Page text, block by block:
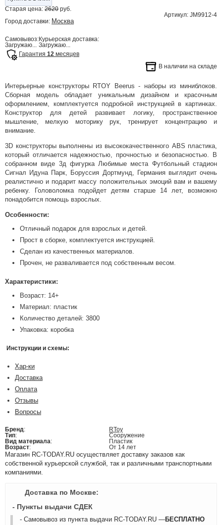
Старая цена: 2620 руб.
Артикул: JM9912-4
Город доставки: Москва
Самовывоз:
Загружаю...
Курьерская доставка:
Загружаю...
Гарантия 12 месяцев
В наличии на складе
Интерьерные конструкторы RTOY Beerus - наборы из миниблоков.
Сборная модель обладает уникальным дизайном и красочным
оформлением, комплектуется подробной инструкцией в картинках.
Конструктор для детей развивает логику, пространственное
мышление, мелкую моторику рук, тренирует концентрацию и
внимание.
3D конструкторы выполнены из высококачественного ABS пластика,
который отличается надежностью, прочностью и безопасностью. В
собранном виде 3д фигурка Любимые места Футбольный стадион
Сигнал Идуна Парк, Боруссия Дортмунд, Германия выглядит очень
реалистично и подарит массу положительных эмоций вам и вашему
ребенку. Головоломка подойдет детям старше 14 лет, возможно
понадобится помощь взрослых.
Особенности:
Отличный подарок для взрослых и детей.
Прост в сборке, комплектуется инструкцией.
Сделан из качественных материалов.
Прочен, не разваливается под собственным весом.
Характеристики:
Возраст: 14+
Материал: пластик
Количество деталей: 3800
Упаковка: коробка
Инструкции и схемы:
Хар-ки
Доставка
Оплата
Отзывы
Вопросы
Бренд:
RToy
Тип:
Сооружение
Вид материала:
Пластик
Возраст: От 14 лет
Магазин RC-TODAY.RU осуществляет доставку заказов как
собственной курьерской службой, так и различными транспортными
компаниями.
Доставка по Москве:
- Пункты выдачи СДЕК
- Самовывоз из пункта выдачи RC-TODAY.RU —БЕСПЛАТНО